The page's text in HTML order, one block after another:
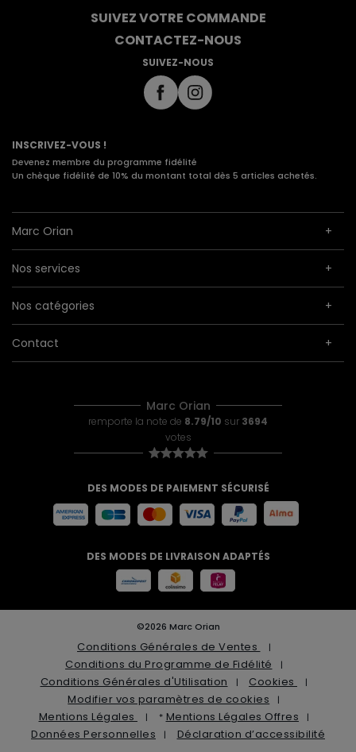
SUIVEZ VOTRE COMMANDE
CONTACTEZ-NOUS
SUIVEZ-NOUS
INSCRIVEZ-VOUS !
Devenez membre du programme fidélité
Un chèque fidélité de 10% du montant total dès 5 articles achetés.
Marc Orian
Nos services
Nos catégories
Contact
Marc Orian
remporte la note de 8.79/10 sur 3694
votes
DES MODES DE PAIEMENT SÉCURISÉ
DES MODES DE LIVRAISON ADAPTÉS
©2026 Marc Orian
Conditions Générales de Ventes
Conditions du Programme de Fidélité
Conditions Générales d'Utilisation
Cookies
Modifier vos paramètres de cookies
Mentions Légales
* Mentions Légales Offres
Données Personnelles
Déclaration d’accessibilité